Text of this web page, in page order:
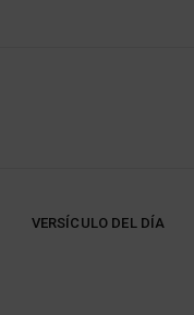
VERSÍCULO DEL DÍA